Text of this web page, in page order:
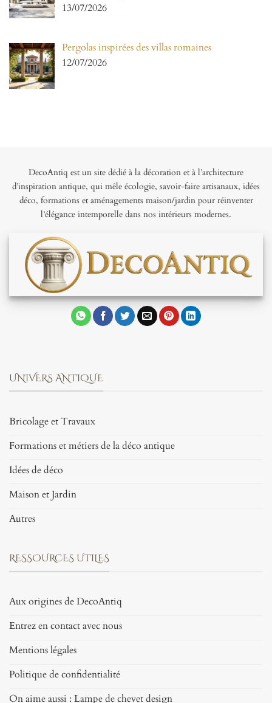
13/07/2026
Pergolas inspirées des villas romaines
12/07/2026
DecoAntiq est un site dédié à la décoration et à l’architecture
d’inspiration antique, qui mêle écologie, savoir-faire artisanaux, idées
déco, formations et aménagements maison/jardin pour réinventer
l’élégance intemporelle dans nos intérieurs modernes.
UNIVERS ANTIQUE
Bricolage et Travaux
Formations et métiers de la déco antique
Idées de déco
Maison et Jardin
Autres
RESSOURCES UTILES
Aux origines de DecoAntiq
Entrez en contact avec nous
Mentions légales
Politique de confidentialité
On aime aussi : Lampe de chevet design